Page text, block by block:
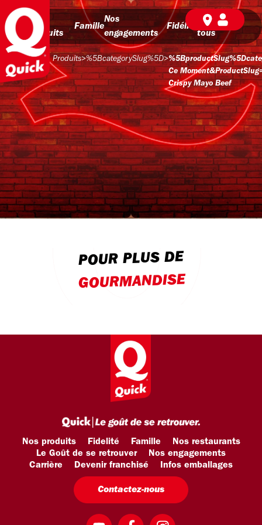
Nos
produits
Famille
Nos
engagements
Fidélité
BD pour
tous
Produits>%5BcategorySlug%5D>
Ce
Crispy Mayo Beef
POUR PLUS DE
GOURMANDISE
Nos produits Fidelité Famille
Nos restaurants
Le Goût de se retrouver
Nos engagements
Carrière
Devenir franchisé Infos emballages
Contactez-nous